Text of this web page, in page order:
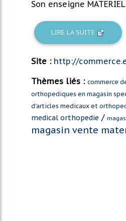
Son enseigne
LIRE LA SUITE
Site : http://
Thèmes liés : commerce
orthopediques en magasin
d'articles medicaux et
medical orthopedie /
magasin vente